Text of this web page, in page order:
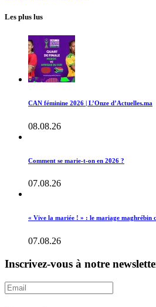
Les plus lus
CAN féminine 2026 | L’Onze d’Actuelles.ma
08.08.26
Comment se marie-t-on en 2026 ?
07.08.26
« Vive la mariée ! » : le mariage maghrébin
07.08.26
Inscrivez-vous à notre